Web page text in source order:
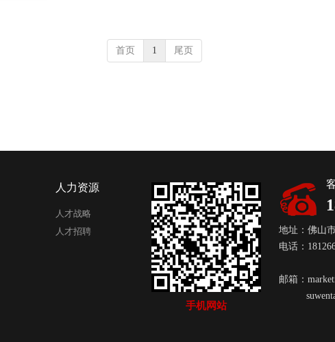
首页 1 尾页
地址：佛山
电话：
邮箱：
手机网站
人力资源
人才战略
人才招聘